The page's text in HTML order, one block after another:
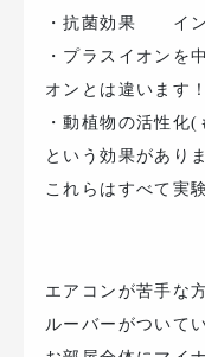
・抗菌効果 イン
・プラスイオン
オンとは違います！
・動植物の活性化(
という効果があり
これらはすべて実
エアコンが苦手な
ルーバーがついて